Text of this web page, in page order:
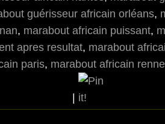
guérisseur africain orléans,
, marabout africain puissant,
apres resultat, marabout
paris, marabout africain